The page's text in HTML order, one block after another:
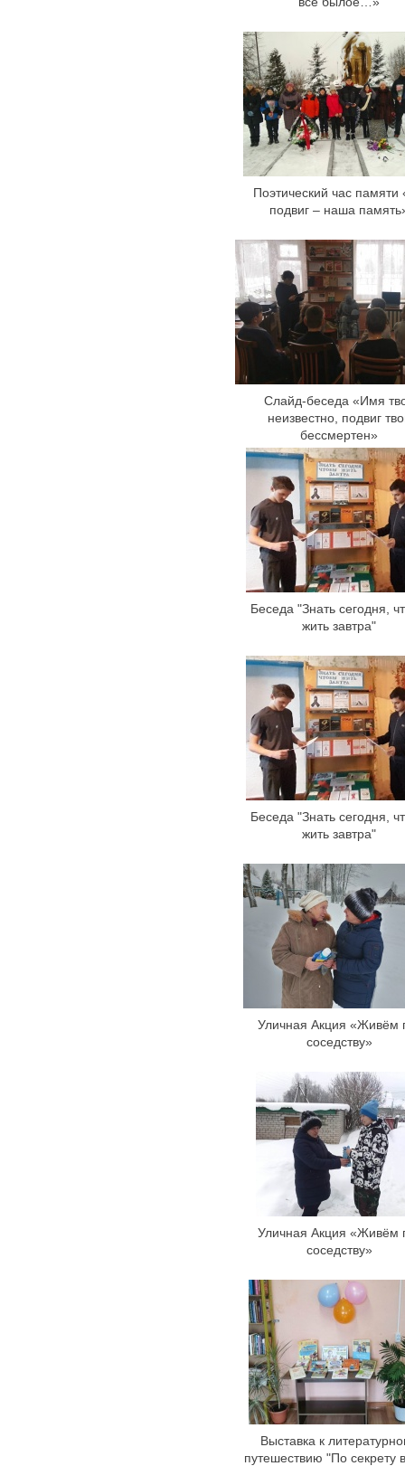
Поэтический час памяти
подвиг – наша
Cлайд-беседа «Имя
неизвестно, подвиг
бессмертен»
Беседа "Знать сегодня,
жить завтра"
Беседа "Знать сегодня,
жить завтра"
Уличная Акция «Живём
соседству»
Уличная Акция «Живём
соседству»
Выставка к
путешествию "По секрету